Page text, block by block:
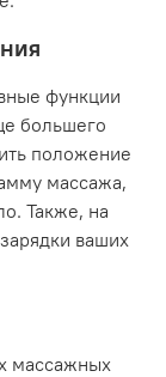
функции
большего
положение
массажа,
Также, на
ваших
массажных